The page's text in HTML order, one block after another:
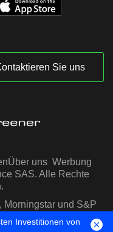
Sie uns
Über uns Werbung
SAS. Alle Rechte
Morningstar und S&P
gestellt
Investitionen von